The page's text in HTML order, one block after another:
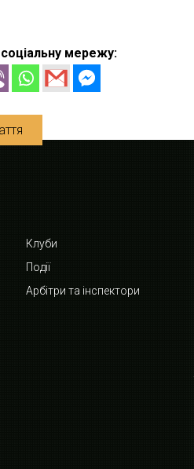
мережу:
Клуби
Події
Арбітри та інспектори